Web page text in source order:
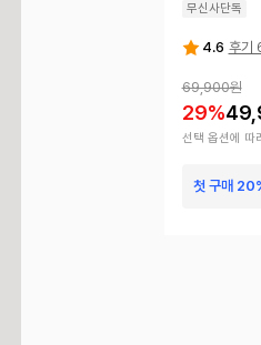
무신사단독
4.6 후기
69,900원
29%
선택 옵션에 따
첫 구매